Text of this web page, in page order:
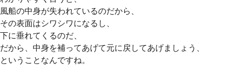
風船の中身が失われているのだから、
その表面はシワシワになるし、
下に垂れてくるのだ、
だから、中身を補ってあげて元に戻してあげましょう、
ということなんですね。